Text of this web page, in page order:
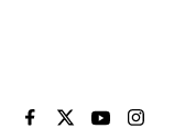
EL PAÍS BRASIL EN
EL PAÍSEL PAÍS
EL